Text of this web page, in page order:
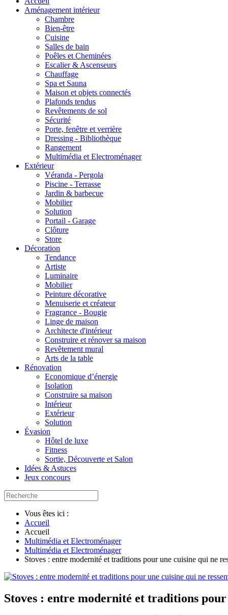
Aménagement intérieur
Chambre
Bien-être
Cuisine
Salles de bain
Poêles et Cheminées
Escalier & Ascenseurs
Chauffage
Spa et Sauna
Maison et objets connectés
Plafonds tendus
Revêtements de sol
Sécurité
Porte, fenêtre et verrière
Dressing - Bibliothèque
Rangement
Multimédia et Electroménager
Extérieur
Véranda - Pergola
Piscine - Terrasse
Jardin & barbecue
Mobilier
Solution
Portail - Garage
Clôture
Store
Décoration
Tendance
Artiste
Luminaire
Mobilier
Peinture décorative
Menuiserie et créateur
Fragrance - Bougie
Linge de maison
Architecte d'intérieur
Construire et rénover sa maison
Revêtement mural
Arts de la table
Rénovation
Economique d’énergie
Isolation
Construire sa maison
Intérieur
Extérieur
Solution
Évasion
Hôtel de luxe
Fitness
Sortie, Découverte et Salon
Idées & Astuces
Jeux concours
Vous êtes ici :
Accueil
Accueil
Multimédia et Electroménager
Multimédia et Electroménager
Stoves : entre modernité et traditions pour une cuisine qui ne
Stoves : entre modernité et traditions